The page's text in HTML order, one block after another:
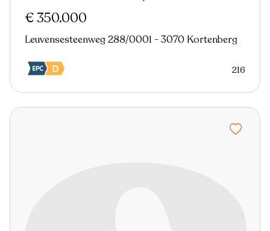
€ 350.000
Leuvensesteenweg 288/0001 - 3070 Kortenberg
216